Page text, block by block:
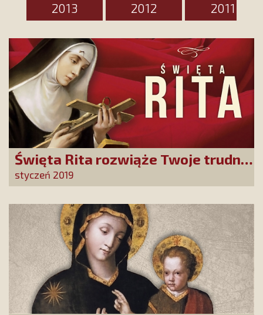
2013
2012 2011
Święta Rita rozwiąże Twoje trudne
sprawy
styczeń 2019